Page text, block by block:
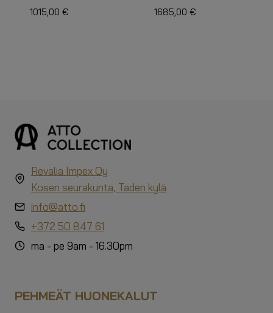
1015,00 €
1685,00 €
Revalia Impex Oy
Kosen seurakunta, Taden kylä
info@atto.fi
+372 50 847 61
ma - pe 9am - 16.30pm
PEHMEÄT HUONEKALUT